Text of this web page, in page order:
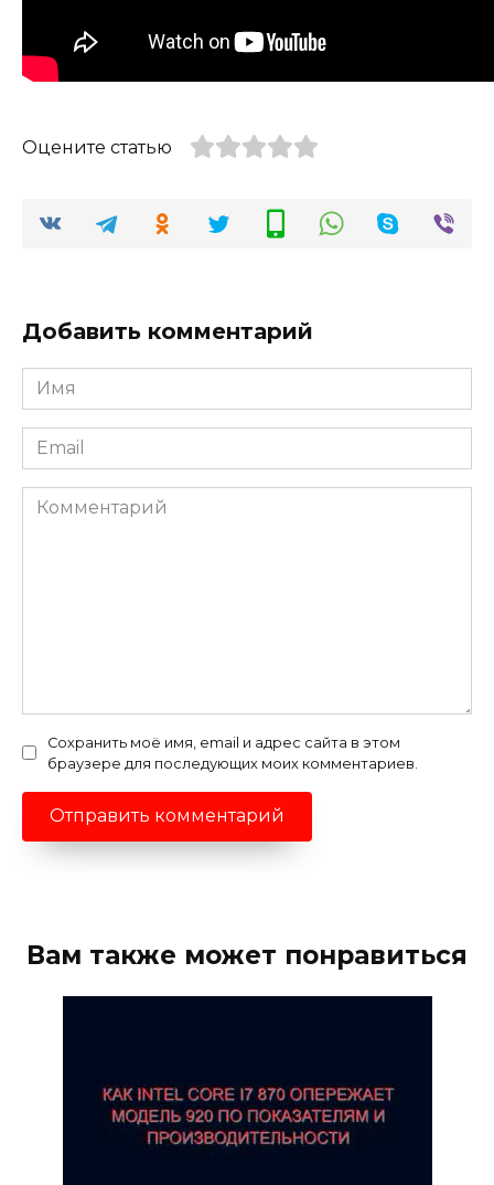
Оцените статью
Добавить комментарий
Имя
*
Email
*
Комментарий
Сохранить моё имя, email и адрес сайта в этом
браузере для последующих моих комментариев.
Вам также может понравиться